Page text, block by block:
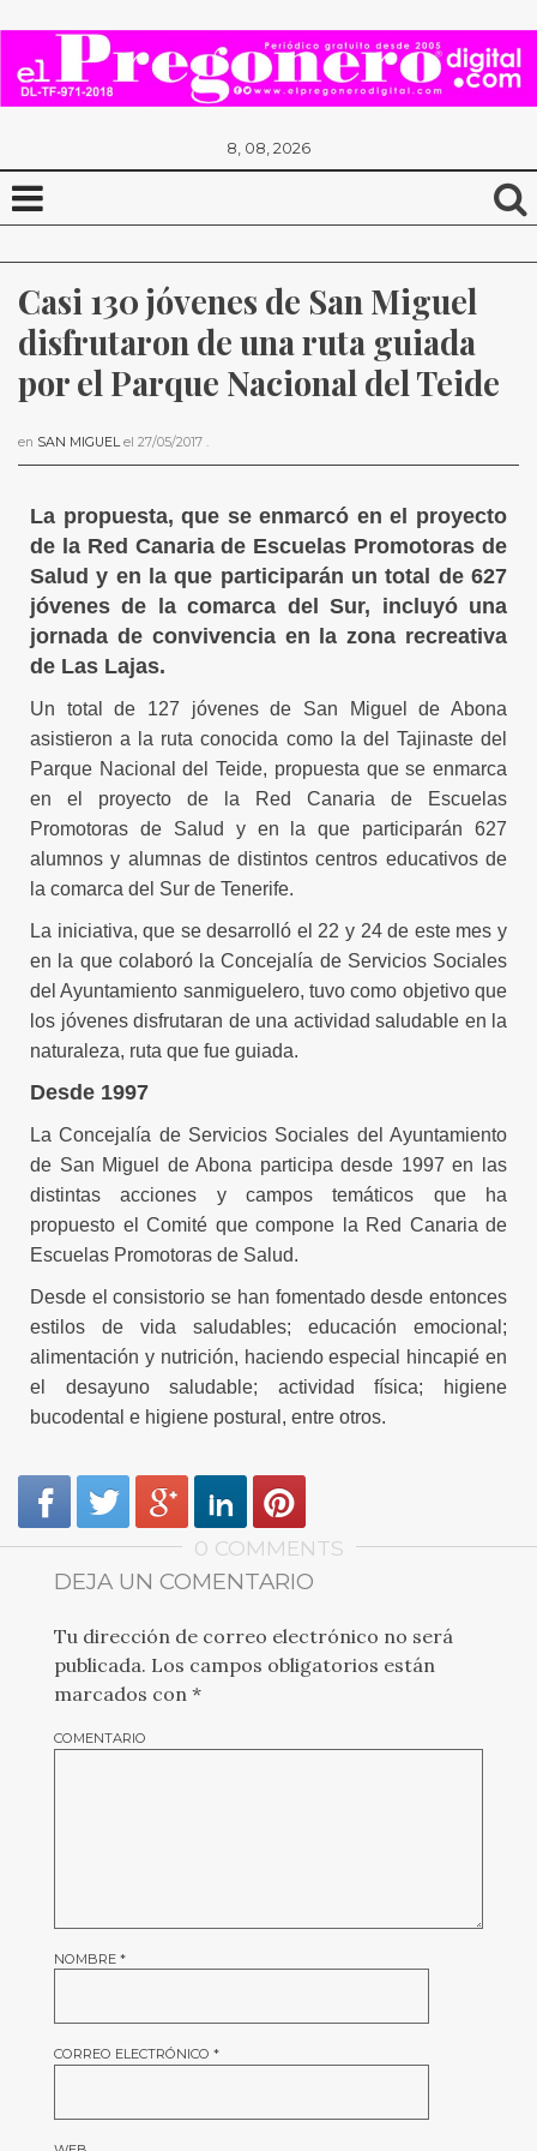
8, 08, 2026
Casi 130 jóvenes de San Miguel
disfrutaron de una ruta guiada
por el Parque Nacional del Teide
en SAN MIGUEL el 27/05/2017 .
La propuesta, que se enmarcó en el proyecto
de la Red Canaria de Escuelas Promotoras de
Salud y en la que participarán un total de 627
jóvenes de la comarca del Sur, incluyó una
jornada de convivencia en la zona recreativa
de Las Lajas.
Un total de 127 jóvenes de San Miguel de Abona
asistieron a la ruta conocida como la del Tajinaste del
Parque Nacional del Teide, propuesta que se enmarca
en el proyecto de la Red Canaria de Escuelas
Promotoras de Salud y en la que participarán 627
alumnos y alumnas de distintos centros educativos de
la comarca del Sur de Tenerife.
La iniciativa, que se desarrolló el 22 y 24 de este mes y
en la que colaboró la Concejalía de Servicios Sociales
del Ayuntamiento sanmiguelero, tuvo como objetivo que
los jóvenes disfrutaran de una actividad saludable en la
naturaleza, ruta que fue guiada.
Desde 1997
La Concejalía de Servicios Sociales del Ayuntamiento
de San Miguel de Abona participa desde 1997 en las
distintas acciones y campos temáticos que ha
propuesto el Comité que compone la Red Canaria de
Escuelas Promotoras de Salud.
Desde el consistorio se han fomentado desde entonces
estilos de vida saludables; educación emocional;
alimentación y nutrición, haciendo especial hincapié en
el desayuno saludable; actividad física; higiene
bucodental e higiene postural, entre otros.
0 COMMENTS
DEJA UN COMENTARIO
Tu dirección de correo electrónico no será
publicada. Los campos obligatorios están
marcados con *
COMENTARIO
NOMBRE *
CORREO ELECTRÓNICO *